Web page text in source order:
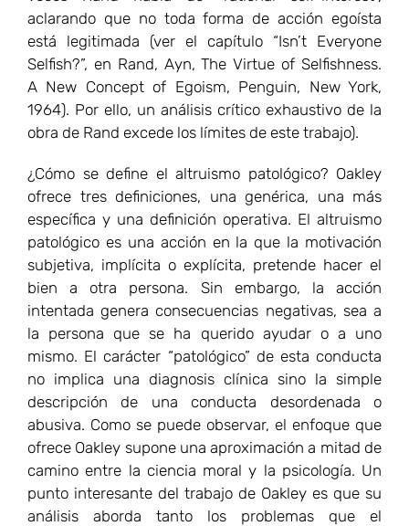
patológico es una acción en la que la motivación
subjetiva, implícita o explícita, pretende hacer el
bien a otra persona. Sin embargo, la acción
intentada genera consecuencias negativas, sea a
la persona que se ha querido ayudar o a uno
mismo. El carácter “patológico” de esta conducta
no implica una diagnosis clínica sino la simple
descripción de una conducta desordenada o
abusiva. Como se puede observar, el enfoque que
ofrece Oakley supone una aproximación a mitad de
camino entre la ciencia moral y la psicología. Un
punto interesante del trabajo de Oakley es que su
análisis aborda tanto los problemas que el
altruismo patológico genera a nivel individual como
a nivel colectivo. En este segundo nivel es donde el
estudio exhibe sus puntos más sugerentes, donde
se analiza el impacto que el altruismo patológico
genera sobre las políticas públicas. La actitud
refractaria y evasiva que la comunidad científica
pone de manifiesto a la hora de abordar los
problemas vinculados al altruismo es otro punto de
especial interés en el trabajo. Pero conviene no
distraerse del punto central del trabajo: el modo